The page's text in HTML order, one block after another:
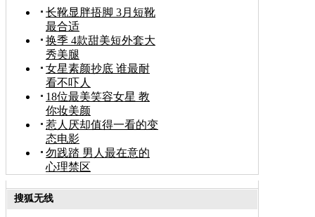
长靴显胖捂脚 3月短靴
最合适
换季 4款甜美短外套大
秀美腿
女星素颜抄底 谁最耐
看不吓人
18位最美笑容女星 教
你妆美颜
惹人厌却值得一看的变
态电影
勿践踏 男人最在意的
心理禁区
搜狐无线